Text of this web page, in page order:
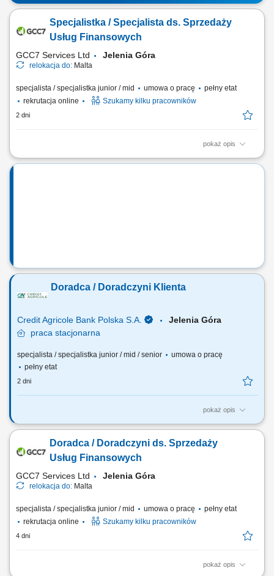
Specjalistka / Specjalista ds. Sprzedaży
Usług Finansowych
GCC7 Services Ltd Jelenia Góra
relokacja do: Malta
specjalista / specjalistka junior / mid umowa o pracę
pełny etat
rekrutacja online
Szukamy kilku pracowników
2 dni
pokaż opis
Zakres obowiązków: Telefoniczny kontakt z klientami zainteresowanymi
Doradca / Doradczyni Klienta
Credit Agricole Bank Polska S.A.
Jelenia Góra
praca stacjonarna
specjalista / specjalistka junior / mid / senior
umowa o pracę
pełny etat
2 dni
pokaż opis
Jakie będą Twoje zadania: Pozyskiwanie nowych klientów oraz
finansowych do potrzeb klientów. Wsparcie klientów w bankowości
codziennej, internetowej i mobilnej. Aktywna sprzedaż produktów
Doradca / Doradczyni ds. Sprzedaży
Usług Finansowych
GCC7 Services Ltd Jelenia Góra
relokacja do: Malta
specjalista / specjalistka junior / mid umowa o pracę
pełny etat
rekrutacja online
Szukamy kilku pracowników
4 dni
pokaż opis